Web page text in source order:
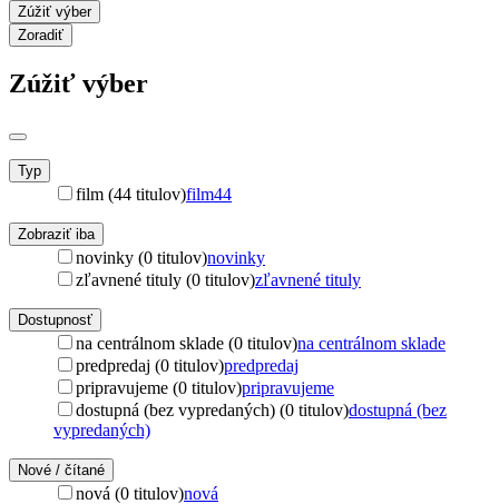
Zúžiť výber
Zoradiť
Zúžiť výber
Typ
film (44 titulov)film44
Zobraziť iba
novinky (0 titulov)novinky
zľavnené tituly (0 titulov)zľavnené tituly
Dostupnosť
na centrálnom sklade (0 titulov)na centrálnom sklade
predpredaj (0 titulov)predpredaj
pripravujeme (0 titulov)pripravujeme
dostupná (bez vypredaných) (0 titulov)dostupná (bez
vypredaných)
Nové / čítané
nová (0 titulov)nová